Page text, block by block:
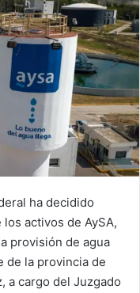
ha decidido
activos de AySA,
provisión de agua
de la provincia de
a cargo del Juzgado